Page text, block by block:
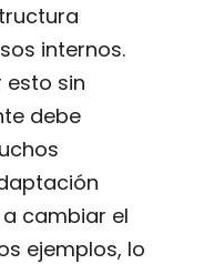
internos.
esto sin
debe
cambiar el
ejemplos, lo